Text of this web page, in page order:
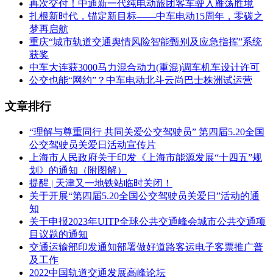
再次交付！中通新一代纯电动旅团客车驶入雁荡胜境
扎根新时代，锚定新目标——中车电动15周年，零碳之
梦再启航
重庆“城市轨道交通舆情风险智能甄别及应急指挥”系统
获奖
中车大连获3000马力混合动力(重混)调车机车设计许可
公交也能“网约”？中车电动北斗云尚巴士株洲试运营
文章排行
“理解与尊重同行 共同关爱公交驾驶员” 第四届5.20全国
公交驾驶员关爱日活动宣传片
上海市人民政府关于印发《上海市能源发展“十四五”规
划》的通知（附图解）
提醒 | 天津又一地铁站临时关闭！
关于开展“第四届5.20全国公交驾驶员关爱日”活动的通
知
关于申报2023年UITP全球公共交通峰会城市公共交通项
目议题的通知
交通运输部印发通知部署做好道路客运电子客票推广普
及工作
2022中国轨道交通发展高峰论坛